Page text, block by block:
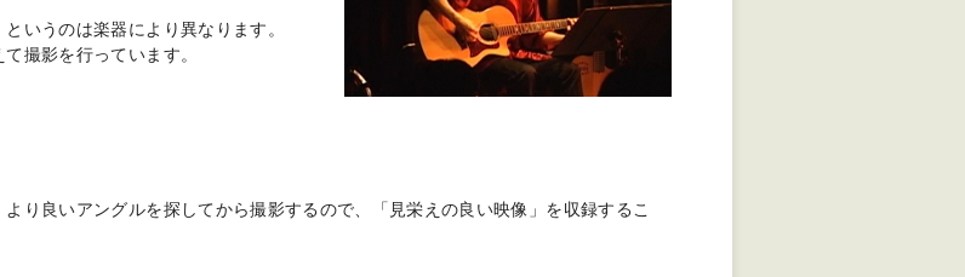
いうのは楽器により異なります。
撮影を行っています。
り良いアングルを探してから撮影するので、「見栄えの良い映像」を収録するこ